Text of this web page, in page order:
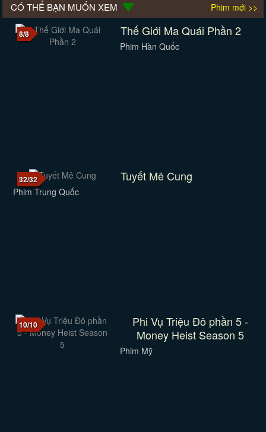
CÓ THỂ BẠN MUỐN XEM
Phim mới >>
8/8 Thế Giới Ma Quái Phần 2
Phim Hàn Quốc
32/32 Tuyết Mê Cung
Phim Trung Quốc
10/10
Phi Vụ Triệu Đô phần 5 -
Money Heist Season 5
Phim Mỹ